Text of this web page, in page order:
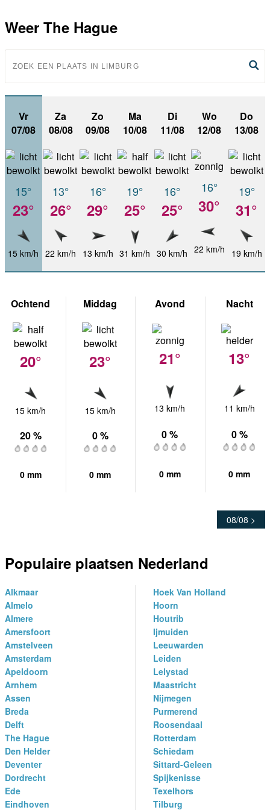
Weer The Hague
Vr
07/08
15°
23°
15 km/h
Za
08/08
13°
26°
22 km/h
Zo
09/08
16°
29°
13 km/h
Ma
10/08
19°
25°
31 km/h
Di
11/08
16°
25°
30 km/h
Wo
12/08
16°
30°
22 km/h
Do
13/08
19°
31°
19 km/h
Ochtend
20°
15 km/h
20 %
0 mm
Middag
23°
15 km/h
0 %
0 mm
Avond
21°
13 km/h
0 %
0 mm
Nacht
13°
11 km/h
0 %
0 mm
08/08 >
Populaire plaatsen Nederland
Alkmaar
Almelo
Almere
Amersfoort
Amstelveen
Amsterdam
Apeldoorn
Arnhem
Assen
Breda
Delft
The Hague
Den Helder
Deventer
Dordrecht
Ede
Eindhoven
Hoek Van Holland
Hoorn
Houtrib
Ijmuiden
Leeuwarden
Leiden
Lelystad
Maastricht
Nijmegen
Purmerend
Roosendaal
Rotterdam
Schiedam
Sittard-Geleen
Spijkenisse
Texelhors
Tilburg